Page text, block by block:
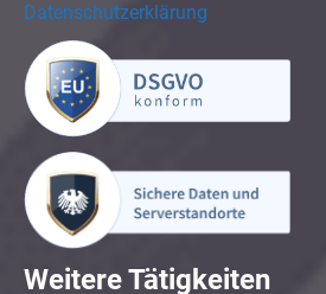
Datenschutzerklärung
Weitere Tätigkeiten